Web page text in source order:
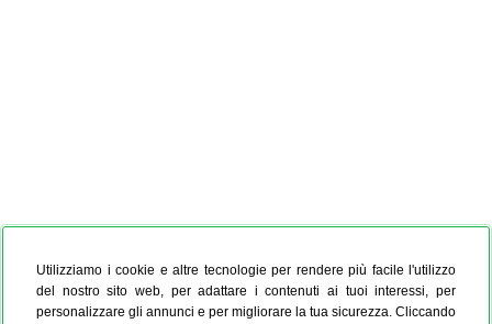
Utilizziamo i cookie e altre tecnologie per rendere più facile l'utilizzo
del nostro sito web, per adattare i contenuti ai tuoi interessi, per
personalizzare gli annunci e per migliorare la tua sicurezza. Cliccando